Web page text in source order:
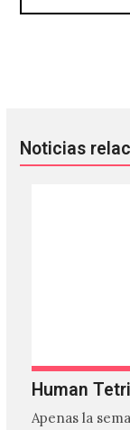
Noticias
Human
Apenas la